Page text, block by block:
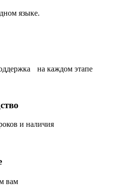
языке.
на каждом этапе
и наличия
вам